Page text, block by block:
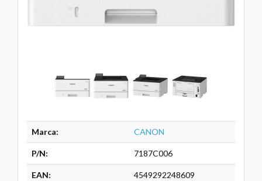
Marca: CANON
P/N: 7187C006
EAN: 4549292248609